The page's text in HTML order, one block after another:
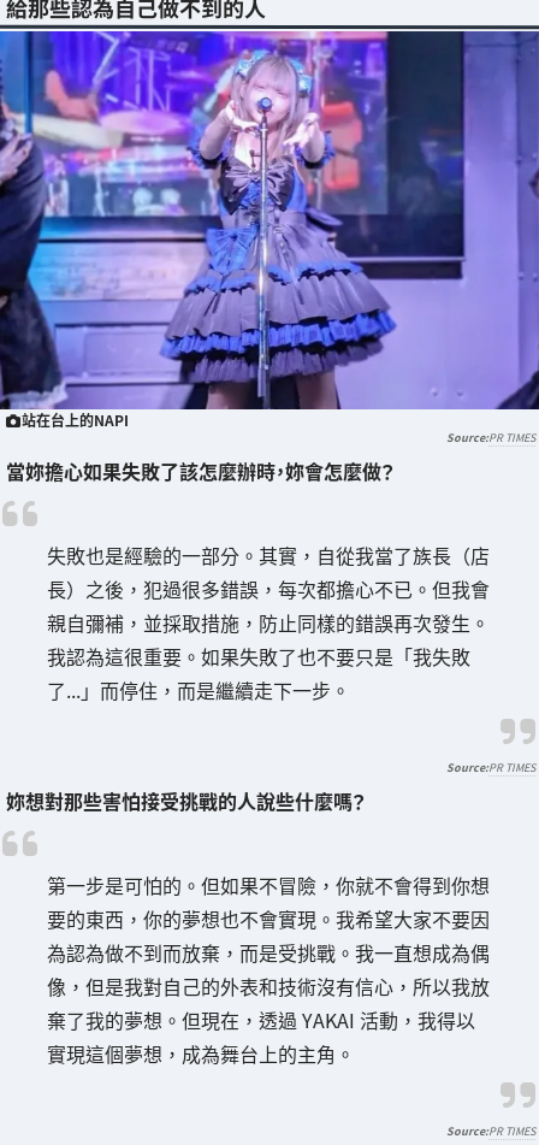
給那些認為自己做不到的人
站在台上的NAPI
PR TIMES
當妳擔心如果失敗了該怎麼辦時，妳會怎麼做？
失敗也是經驗的一部分。其實，自從我當了族長（店
長）之後，犯過很多錯誤，每次都擔心不已。但我會
親自彌補，並採取措施，防止同樣的錯誤再次發生。
我認為這很重要。如果失敗了也不要只是「我失敗
了...」而停住，而是繼續走下一步。
PR TIMES
妳想對那些害怕接受挑戰的人說些什麼嗎？
第一步是可怕的。但如果不冒險，你就不會得到你想
要的東西，你的夢想也不會實現。我希望大家不要因
為認為做不到而放棄，而是受挑戰。我一直想成為偶
像，但是我對自己的外表和技術沒有信心，所以我放
棄了我的夢想。但現在，透過 YAKAI 活動，我得以
實現這個夢想，成為舞台上的主角。
PR TIMES